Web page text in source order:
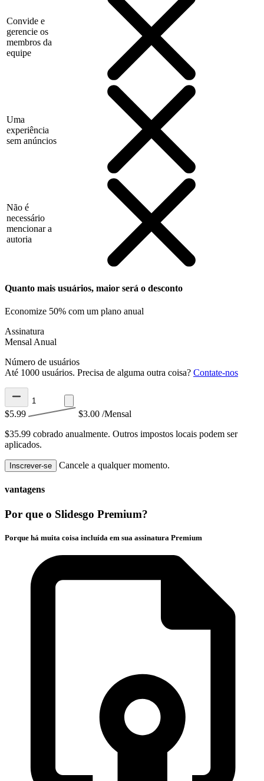
Convide e
gerencie os
membros da
equipe
Uma
experiência
sem anúncios
Não é
necessário
mencionar a
autoria
Quanto mais usuários, maior será o desconto
Economize 50% com um plano anual
Assinatura
Mensal Anual
Número de usuários
Até 1000 usuários. Precisa de alguma outra coisa? Contate-nos
$5.99 $3.00 /Mensal
$35.99 cobrado anualmente. Outros impostos locais podem ser
aplicados.
Inscrever-se Cancele a qualquer momento.
vantagens
Por que o Slidesgo Premium?
Porque há muita coisa incluída em sua assinatura Premium